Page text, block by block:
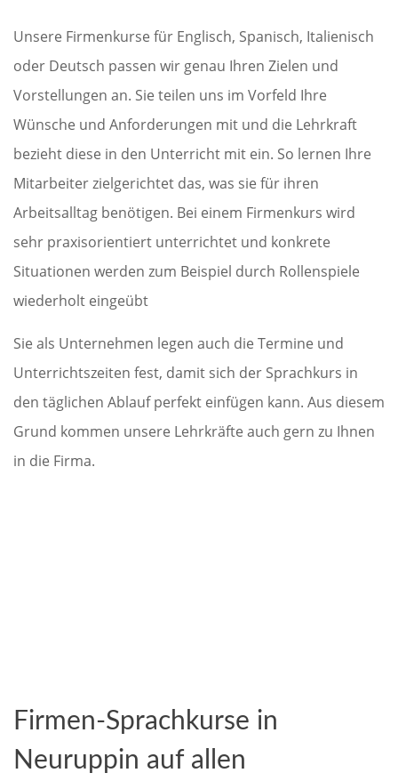
Unsere Firmenkurse für Englisch, Spanisch, Italienisch
oder Deutsch passen wir genau Ihren Zielen und
Vorstellungen an. Sie teilen uns im Vorfeld Ihre
Wünsche und Anforderungen mit und die Lehrkraft
bezieht diese in den Unterricht mit ein. So lernen Ihre
Mitarbeiter zielgerichtet das, was sie für ihren
Arbeitsalltag benötigen. Bei einem Firmenkurs wird
sehr praxisorientiert unterrichtet und konkrete
Situationen werden zum Beispiel durch Rollenspiele
wiederholt eingeübt
Sie als Unternehmen legen auch die Termine und
Unterrichtszeiten fest, damit sich der Sprachkurs in
den täglichen Ablauf perfekt einfügen kann. Aus diesem
Grund kommen unsere Lehrkräfte auch gern zu Ihnen
in die Firma.
Firmen-Sprachkurse in
Neuruppin auf allen